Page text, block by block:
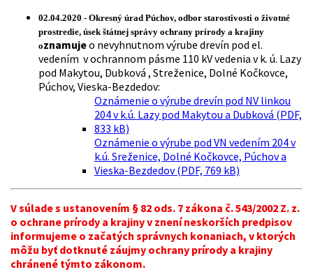
02.04.2020 - Okresný úrad Púchov, odbor starostivosti o životné
prostredie, úsek štátnej správy ochrany prírody a krajiny
oznamujeo nevyhnutnom výrube drevín pod el.
vedením v ochrannom pásme 110 kV vedenia v k. ú. Lazy
pod Makytou, Dubková , Streženice, Dolné Kočkovce,
Púchov, Vieska-Bezdedov:
Oznámenie o výrube drevín pod NV linkou
204 v k.ú. Lazy pod Makytou a Dubková (PDF,
833 kB)
Oznámenie o výrube pod VN vedením 204 v
k.ú. Sreženice, Dolné Kočkovce, Púchov a
Vieska-Bezdedov (PDF, 769 kB)
V súlade s ustanovením § 82 ods. 7 zákona č. 543/2002 Z. z.
o ochrane prírody a krajiny v znení neskorších predpisov
informujeme o začatých správnych konaniach, v ktorých
môžu byť dotknuté záujmy ochrany prírody a krajiny
chránené týmto zákonom.